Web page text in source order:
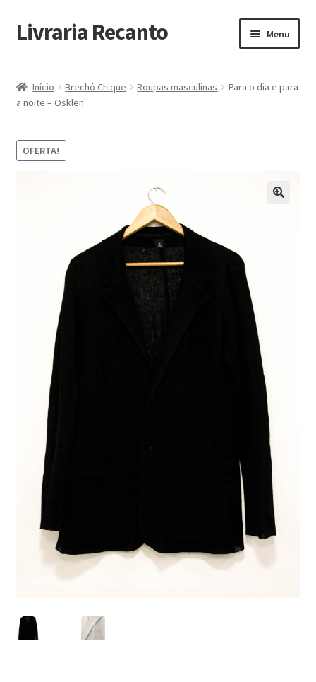
Pular
para
Pular
para
conteúdo
Livraria Recanto Menu
Carrinho
Finalidade do Bazar
Minha Conta
Pagamento
Peças em promoção
Peças novas
Política de privacidade
Início Brechó Chique Roupas masculinas
Para o dia e para
a noite – Osklen
OFERTA!